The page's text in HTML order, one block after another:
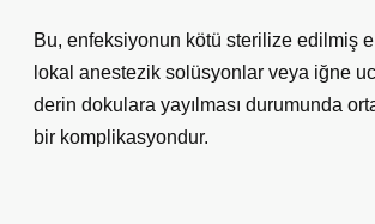
Bu, enfeksiyonun kötü sterilize edilmiş
lokal anestezik solüsyonlar veya iğne
derin dokulara yayılması durumunda
bir komplikasyondur.